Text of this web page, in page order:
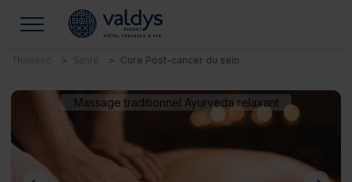
Thalasso Santé Cure Post-cancer du sein
Massage traditionnel Ayurveda relaxant